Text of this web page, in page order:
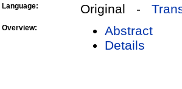
Language:
Original -
Overview:
Abstract
Details